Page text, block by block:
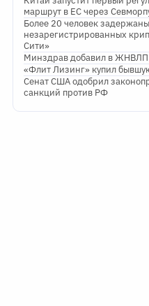
маршрут в ЕС через
Более 20 человек
незарегистрированных
Сити»
Минздрав добавил в ЖНВЛП
«Флит Лизинг» купил
Сенат США одобрил
санкций против РФ